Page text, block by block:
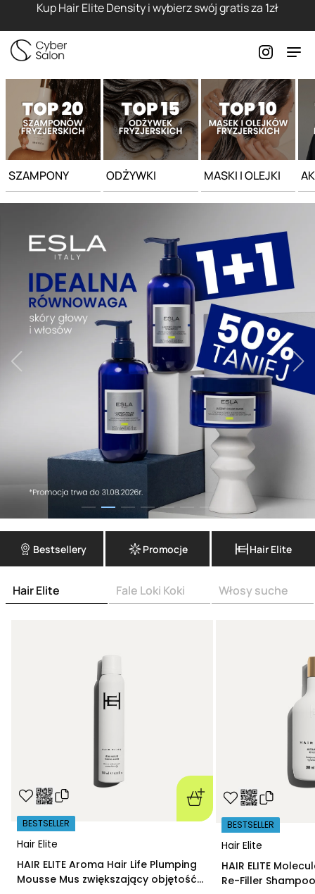
Kup Hair Elite Density i wybierz swój gratis za 1zł
SZAMPONY ODŻYWKI MASKI I OLEJKI
Bestsellery Promocje Hair Elite
Hair Elite Fale Loki Koki Włosy suche
Hair Elite
BESTSELLER
HAIR ELITE Aroma Hair Life Plumping
Mousse Mus zwiększający objętość
Hair Elite
BESTSELLER
HAIR ELITE
Re-Filler
Strona główna - Cyber Salon